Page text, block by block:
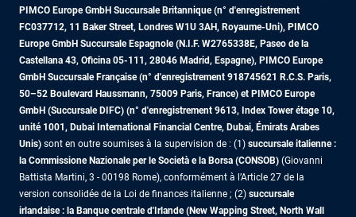
PIMCO Europe GmbH Succursale Britannique (n° d'enregistrement
FC037712, 11 Baker Street, Londres W1U 3AH, Royaume-Uni), PIMCO
Europe GmbH Succursale Espagnole (N.I.F. W2765338E, Paseo de la
Castellana 43, Oficina 05-111, 28046 Madrid, Espagne), PIMCO Europe
GmbH Succursale Française (n° d'enregistrement 918745621 R.C.S. Paris,
50–52 Boulevard Haussmann, 75009 Paris, France) et PIMCO Europe
GmbH (Succursale DIFC) (n° d'enregistrement 9613, Index Tower étage 10,
unité 1001, Dubai International Financial Centre, Dubai, Émirats Arabes
Unis) sont en outre soumises à la supervision de : (1) succursale italienne :
la Commissione Nazionale per le Società e la Borsa (CONSOB) (Giovanni
Battista Martini, 3 - 00198 Rome), conformément à l’Article 27 de la
version consolidée de la Loi de finances italienne ; (2) succursale
irlandaise : la Banque centrale d'Irlande (New Wapping Street, North Wall